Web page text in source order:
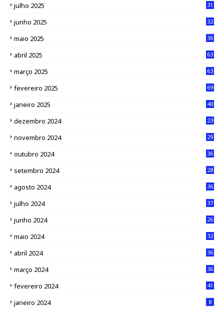
julho 2025 31
junho 2025 32
maio 2025 36
abril 2025 63
março 2025 63
fevereiro 2025 69
janeiro 2025 40
dezembro 2024 23
novembro 2024 29
outubro 2024 36
setembro 2024 28
agosto 2024 36
julho 2024 37
junho 2024 26
maio 2024 32
abril 2024 36
março 2024 36
fevereiro 2024 41
janeiro 2024 8